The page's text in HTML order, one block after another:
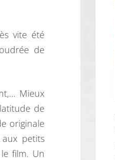
vite été
de
Mieux
de
originale
petits
film. Un